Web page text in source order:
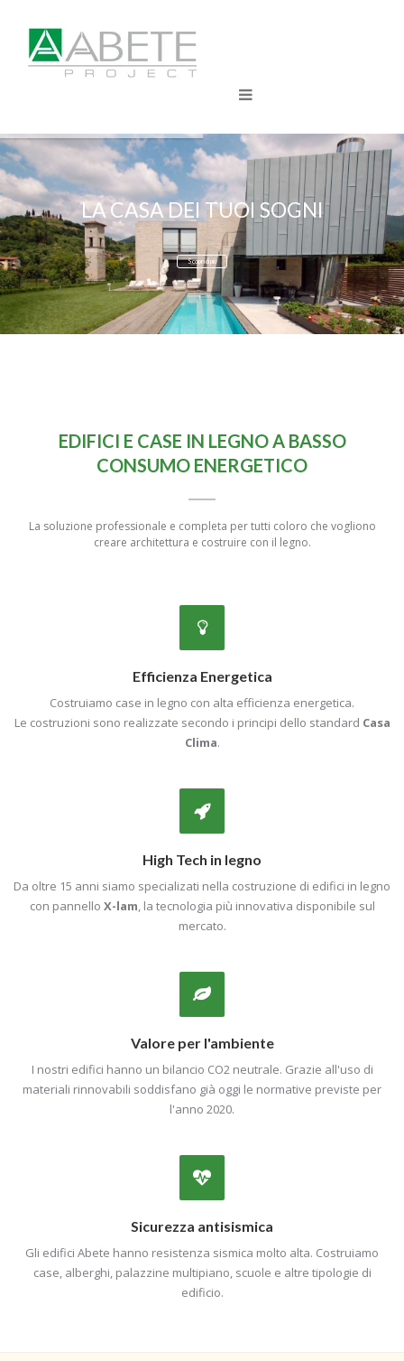
LA CASA DEI TUOI SOGNI
Scopri di più
EDIFICI E CASE IN LEGNO A BASSO
CONSUMO ENERGETICO
La soluzione professionale e completa per tutti coloro che vogliono
creare architettura e costruire con il legno.
Efficienza Energetica
Costruiamo case in legno con alta efficienza energetica.
Le costruzioni sono realizzate secondo i principi dello standard Casa
Clima.
High Tech in legno
Da oltre 15 anni siamo specializati nella costruzione di edifici in legno
con pannello X-lam, la tecnologia più innovativa disponibile sul
mercato.
Valore per l'ambiente
I nostri edifici hanno un bilancio CO2 neutrale. Grazie all'uso di
materiali rinnovabili soddisfano già oggi le normative previste per
l'anno 2020.
Sicurezza antisismica
Gli edifici Abete hanno resistenza sismica molto alta. Costruiamo
case, alberghi, palazzine multipiano, scuole e altre tipologie di
edificio.